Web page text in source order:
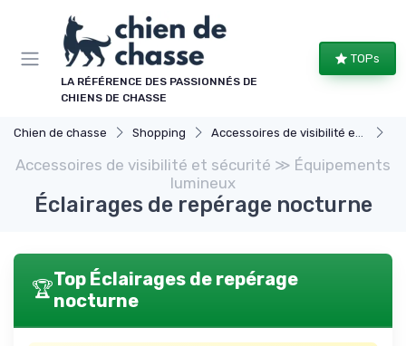
LA RÉFÉRENCE DES PASSIONNÉS DE
CHIENS DE CHASSE
TOPs
Chien de chasse Shopping Accessoires de visibilité et sécurité
Accessoires de visibilité et sécurité ≫ Équipements
lumineux
Éclairages de repérage nocturne
🏆Top Éclairages de repérage
nocturne
Panneau de gestion des cookies